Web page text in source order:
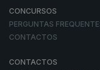
CONCURSOS
PERGUNTAS
CONTACTOS
CONTACTOS